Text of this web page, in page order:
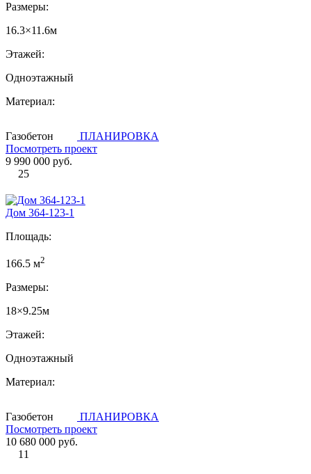
Размеры:
16.3×11.6м
Этажей:
Одноэтажный
Материал:
Газобетон
ПЛАНИРОВКА
Посмотреть проект
9 990 000 руб.
25
Дом 364-123-1
Площадь:
166.5 м2
Размеры:
18×9.25м
Этажей:
Одноэтажный
Материал:
Газобетон
ПЛАНИРОВКА
Посмотреть проект
10 680 000 руб.
11